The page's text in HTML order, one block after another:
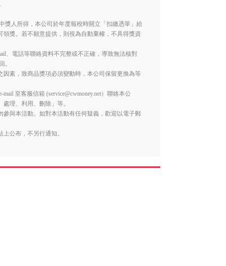
獎人所得，本公司於年度報稅時開立「扣繳憑單」給
獎。若不願意提供，則視為自動棄權，不具得獎資
、電話等聯絡資料不完整或不正確，導致無法核對
。
素，致商品獎項必須變動時，本公司保留更換為等
至客服信箱 (service@cwmoney.net）聯絡本公
理、利用、刪除」等。
與本活動。如對本活動有任何疑義，歡迎以電子郵
公布，不另行通知。